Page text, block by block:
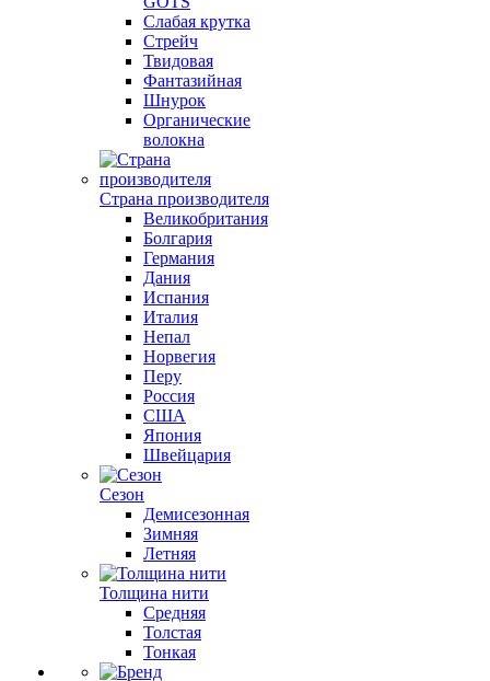
Слабая крутка
Стрейч
Твидовая
Фантазийная
Шнурок
Органические
волокна
Страна производителя
Великобритания
Болгария
Германия
Дания
Испания
Италия
Непал
Норвегия
Перу
Россия
США
Япония
Швейцария
Сезон
Демисезонная
Зимняя
Летняя
Толщина нити
Средняя
Толстая
Тонкая